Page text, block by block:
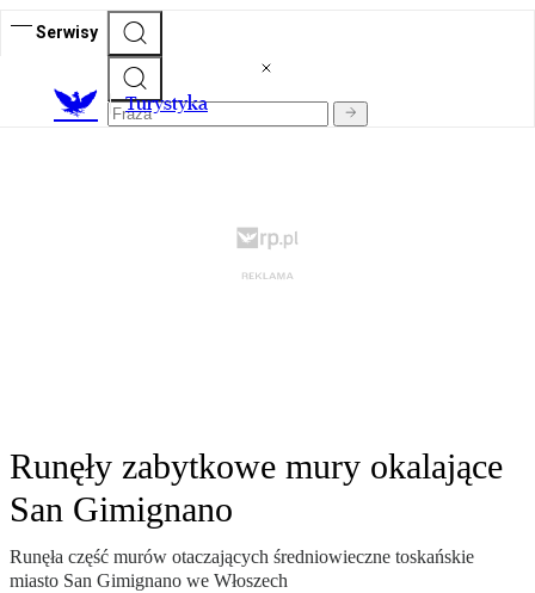
Serwisy
Turystyka
Runęły zabytkowe mury okalające
San Gimignano
Runęła część murów otaczających średniowieczne toskańskie
miasto San Gimignano we Włoszech